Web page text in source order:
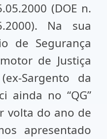
(DOE n.
Na sua
de Segurança
de Justiça
Sargento da
ainda no “QG”
volta do ano de
apresentado